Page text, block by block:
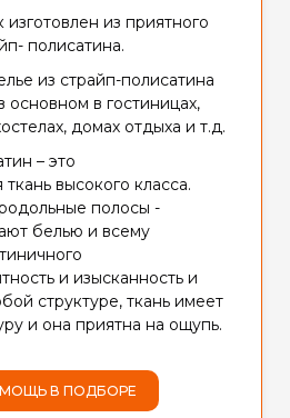
из приятного
полисатина.
из страйп-полисатина
основном в гостиницах,
домах отдыха и т.д.
– это
ткань высокого класса.
полосы -
белью и всему
и изысканность и
структуре, ткань имеет
и она приятна на ощупь.
В ПОДБОРЕ